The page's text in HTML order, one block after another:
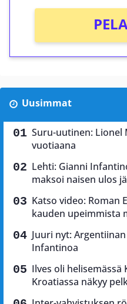
Uusimmat
Suru-uutinen: Lionel
vuotiaana
Lehti: Gianni
maksoi naisen ulos
Katso video: Roman
kauden upeimmista
Juuri nyt:
Infantinoa
Ilves oli helisemässä
Kroatiassa näkyy